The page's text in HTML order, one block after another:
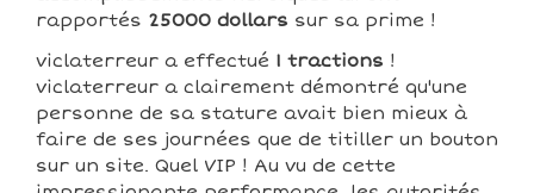
rapportés 25000 dollars sur sa prime !
viclaterreur a effectué 1 tractions !
viclaterreur a clairement démontré qu'une
personne de sa stature avait bien mieux à
faire de ses journées que de titiller un bouton
sur un site. Quel VIP ! Au vu de cette